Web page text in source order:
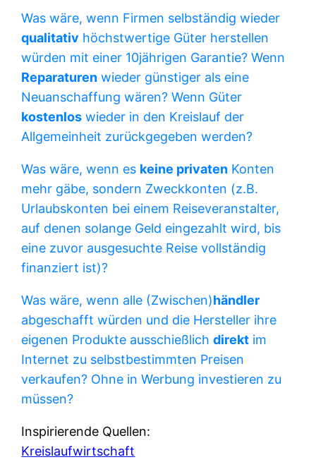
Was wäre, wenn Firmen selbständig wieder
qualitativ höchstwertige Güter herstellen
würden mit einer 10jährigen Garantie? Wenn
Reparaturen wieder günstiger als eine
Neuanschaffung wären? Wenn Güter
kostenlos wieder in den Kreislauf der
Allgemeinheit zurückgegeben werden?
Was wäre, wenn es keine privaten Konten
mehr gäbe, sondern Zweckkonten (z.B.
Urlaubskonten bei einem Reiseveranstalter,
auf denen solange Geld eingezahlt wird, bis
eine zuvor ausgesuchte Reise vollständig
finanziert ist)?
Was wäre, wenn alle (Zwischen)händler
abgeschafft würden und die Hersteller ihre
eigenen Produkte ausschießlichdirekt im
Internet zu selbstbestimmten Preisen
verkaufen? Ohne in Werbung investieren zu
müssen?
Inspirierende Quellen:
Kreislaufwirtschaft